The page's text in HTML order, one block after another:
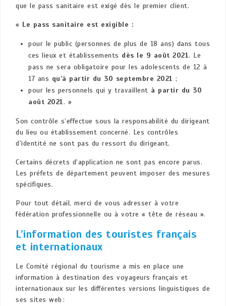
que le pass sanitaire est exigé dès le premier client.
« Le pass sanitaire est exigible :
pour le public (personnes de plus de 18 ans) dans tous
ces lieux et établissements dès le 9 août 2021. Le
pass ne sera obligatoire pour les adolescents de 12 à
17 ans qu’à partir du 30 septembre 2021 ;
pour les personnels qui y travaillent à partir du 30
août 2021. »
Son contrôle s’effectue sous la responsabilité du dirigeant
du lieu ou établissement concerné. Les contrôles
d’identité ne sont pas du ressort du dirigeant.
Certains décrets d’application ne sont pas encore parus.
Les préfets de département peuvent imposer des mesures
spécifiques.
Pour tout détail, merci de vous adresser à votre
fédération professionnelle ou à votre « tête de réseau ».
L’information des touristes français
et internationaux
Le Comité régional du tourisme a mis en place une
information à destination des voyageurs français et
internationaux sur les différentes versions linguistiques de
ses sites web :